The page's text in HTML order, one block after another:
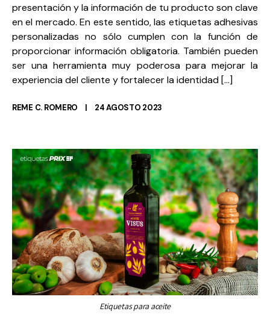
presentación y la información de tu producto son clave
en el mercado. En este sentido, las etiquetas adhesivas
personalizadas no sólo cumplen con la función de
proporcionar información obligatoria. También pueden
ser una herramienta muy poderosa para mejorar la
experiencia del cliente y fortalecer la identidad […]
REME C. ROMERO 24 AGOSTO 2023
Etiquetas para aceite